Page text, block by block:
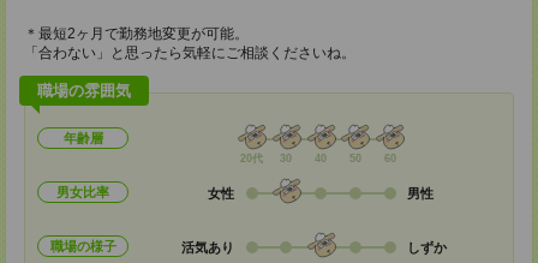
＊最短2ヶ月で勤務地変更が可能。
「合わない」と思ったら気軽にご相談くださいね。
職場の雰囲気
年齢層
20代 30 40 50 60
男女比率 女性 男性
職場の様子 活気あり しずか